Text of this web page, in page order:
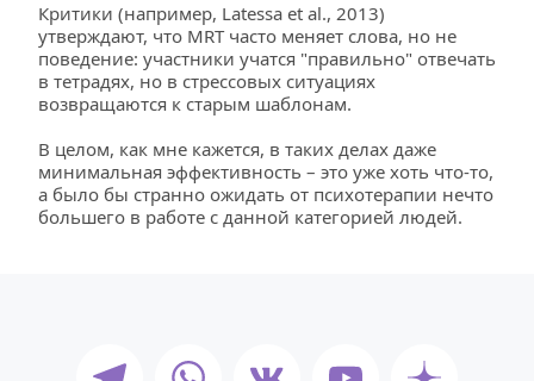
Критики (например, Latessa et al., 2013)
утверждают, что MRT часто меняет слова, но не
поведение: участники учатся "правильно" отвечать
в тетрадях, но в стрессовых ситуациях
возвращаются к старым шаблонам.
В целом, как мне кажется, в таких делах даже
минимальная эффективность – это уже хоть что-то,
а было бы странно ожидать от психотерапии нечто
большего в работе с данной категорией людей.